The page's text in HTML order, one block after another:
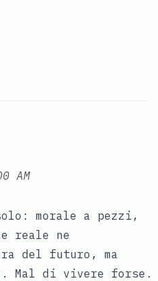
AM
morale a pezzi,
reale ne
del futuro, ma
Mal di vivere forse.